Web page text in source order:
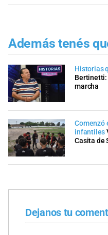
Además tenés
Historias
Bertinetti:
marcha
Comenzó
infantiles
Casita de
Dejanos tu